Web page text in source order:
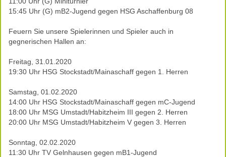
15:45 Uhr (G) mB2-Jugend gegen HSG Aschaffenburg 08
Feuern Sie unsere Spielerinnen und Spieler auch in
gegnerischen Hallen an:
Freitag, 31.01.2020
19:30 Uhr HSG Stockstadt/Mainaschaff gegen 1. Herren
Samstag, 01.02.2020
14:00 Uhr HSG Stockstadt/Mainaschaff gegen mC-Jugend
18:00 Uhr MSG Umstadt/Habitzheim III gegen 2. Herren
20:00 Uhr MSG Umstadt/Habitzheim V gegen 3. Herren
Sonntag, 02.02.2020
11:30 Uhr TV Gelnhausen gegen mB1-Jugend